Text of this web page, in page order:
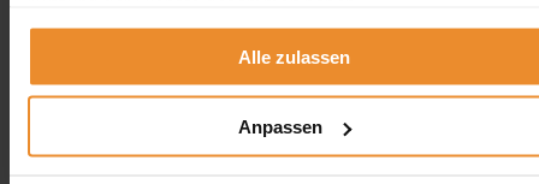
Alle zulassen
Anpassen
Wolfgang Schlösser UG (Haftungsbeschränkt)
50739 Köln
angebot@oeltank24.com